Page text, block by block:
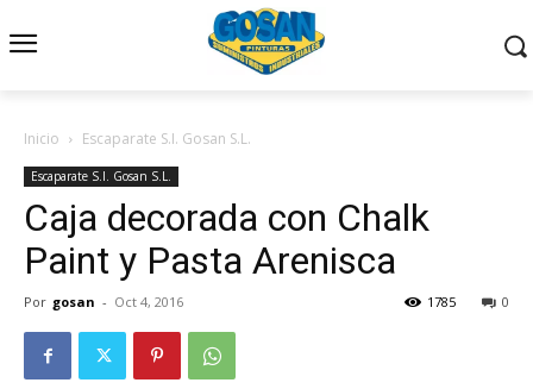
Inicio Escaparate S.I. Gosan S.L.
Escaparate S.I. Gosan S.L.
Caja decorada con Chalk
Paint y Pasta Arenisca
Por gosan - Oct 4, 2016 0
1785